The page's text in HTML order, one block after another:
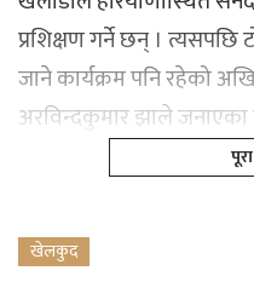
प्रशिक्षण गर्ने छन् । त्यसपछि
जाने कार्यक्रम पनि रहेको
अरविन्दकुमार झाले जनाएका
खेलकुद